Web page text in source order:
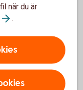
när du är
.